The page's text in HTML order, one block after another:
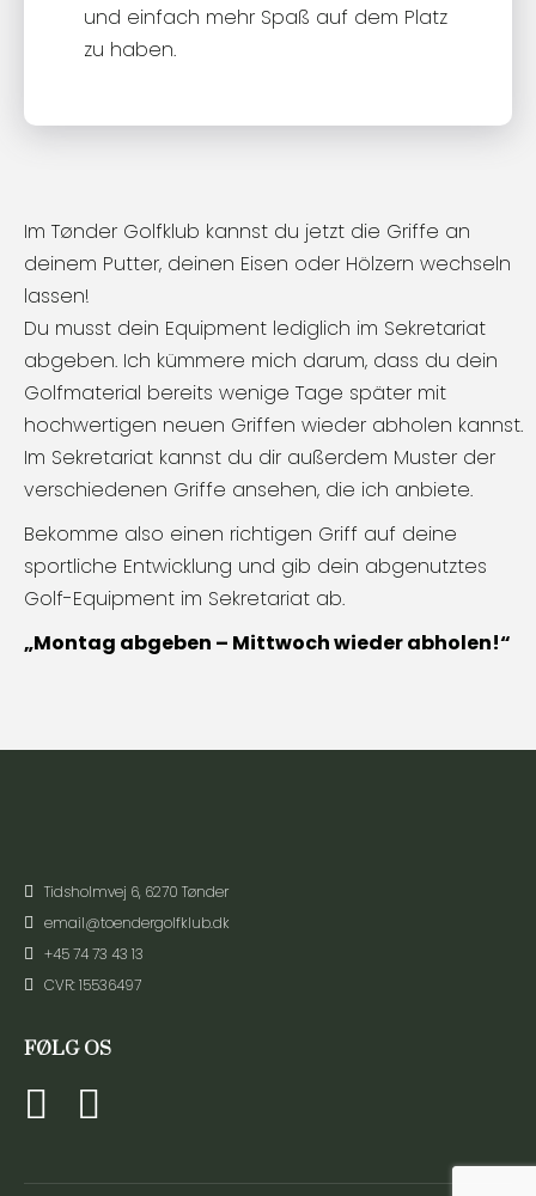
und einfach mehr Spaß auf dem Platz
zu haben.
Im Tønder Golfklub kannst du jetzt die Griffe an
deinem Putter, deinen Eisen oder Hölzern wechseln
lassen!
Du musst dein Equipment lediglich im Sekretariat
abgeben. Ich kümmere mich darum, dass du dein
Golfmaterial bereits wenige Tage später mit
hochwertigen neuen Griffen wieder abholen kannst.
Im Sekretariat kannst du dir außerdem Muster der
verschiedenen Griffe ansehen, die ich anbiete.
Bekomme also einen richtigen Griff auf deine
sportliche Entwicklung und gib dein abgenutztes
Golf-Equipment im Sekretariat ab.
„Montag abgeben – Mittwoch wieder abholen!“
Tidsholmvej 6, 6270 Tønder
email@toendergolfklub.dk
+45 74 73 43 13
CVR: 15536497
FØLG OS